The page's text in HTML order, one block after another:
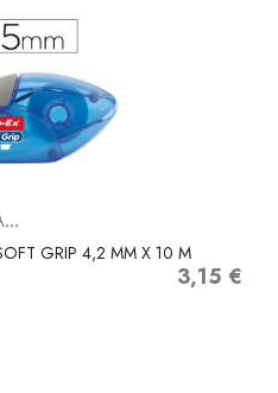
GRIP 4,2 MM X 10 M
Precio
3,15 €